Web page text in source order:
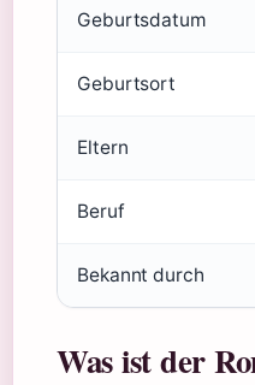
Geburtsdatum
Geburtsort
Eltern
Beruf
Bekannt durch
Was ist der